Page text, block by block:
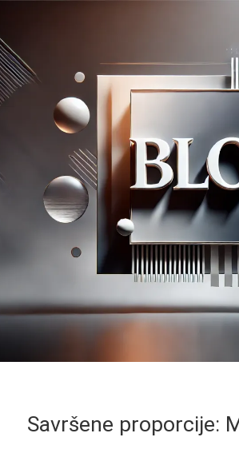
Savršene proporcije: